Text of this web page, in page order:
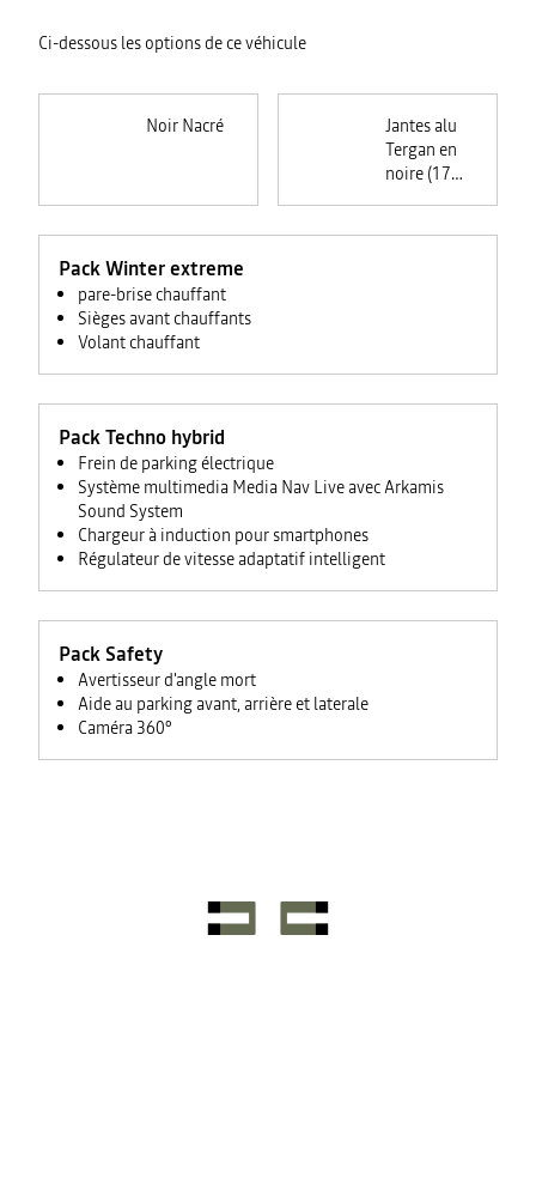
Ci-dessous les options de ce véhicule
Noir Nacré
Jantes alu
Tergan en
noire (17
Pack Winter extreme
pare-brise chauffant
Sièges avant chauffants
Volant chauffant
Pack Techno hybrid
Frein de parking électrique
Système multimedia Media Nav Live avec Arkamis
Sound System
Chargeur à induction pour smartphones
Régulateur de vitesse adaptatif intelligent
Pack Safety
Avertisseur d'angle mort
Aide au parking avant, arrière et laterale
Caméra 360°